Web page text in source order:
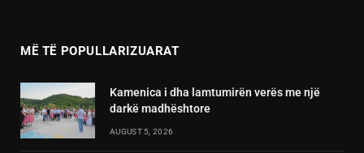
MË TË POPULLARIZUARAT
Kamenica i dha lamtumirën verës me një
darkë madhështore
AUGUST 5, 2026